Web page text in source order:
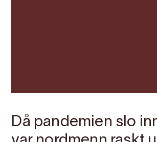
Då pandemien slo